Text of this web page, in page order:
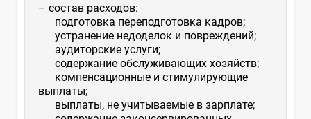
– состав расходов:
подготовка переподготовка кадров;
устранение недоделок и повреждений;
аудиторские услуги;
содержание обслуживающих хозяйств;
компенсационные и стимулирующие
выплаты;
выплаты, не учитываемые в зарплате;